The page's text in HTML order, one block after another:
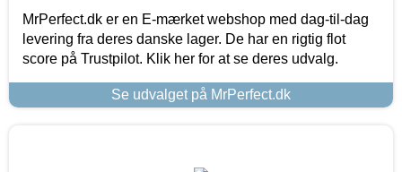
MrPerfect.dk er en E-mærket webshop med dag-til-dag
levering fra deres danske lager. De har en rigtig flot
score på Trustpilot. Klik her for at se deres udvalg.
Se udvalget på MrPerfect.dk